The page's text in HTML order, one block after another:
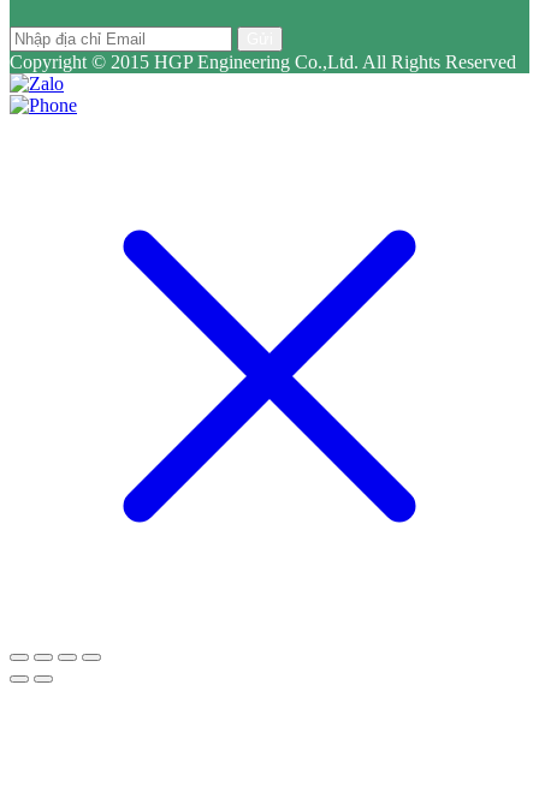
Copyright © 2015 HGP Engineering Co.,Ltd. All Rights Reserved